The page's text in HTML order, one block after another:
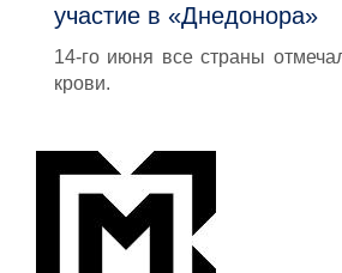
участие в «Днедонора»
14-го июня все страны
крови.